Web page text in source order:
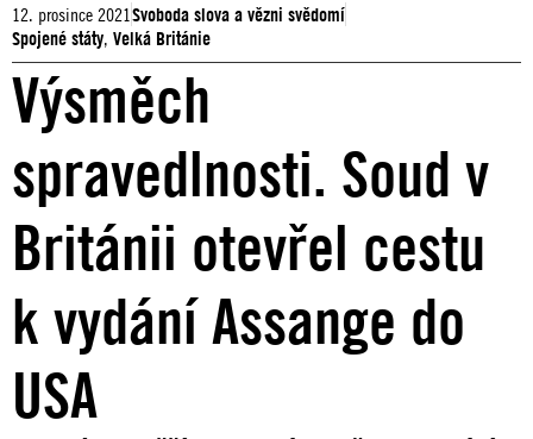
12. prosince 2021Svoboda slova a vězni svědomí
Spojené státy, Velká Británie
Výsměch
spravedlnosti. Soud v
Británii otevřel cestu
k vydání Assange do
USA